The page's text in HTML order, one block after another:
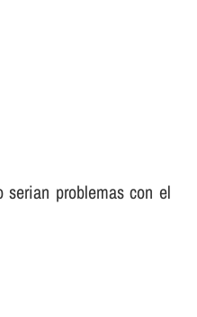
problemas con el